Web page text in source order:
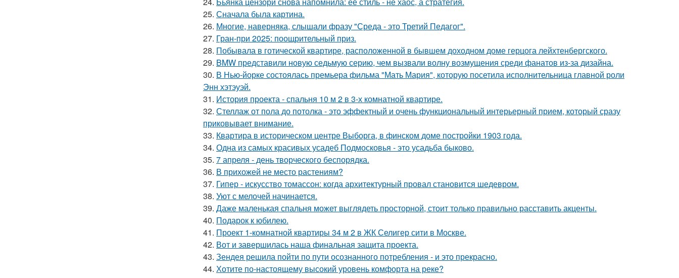
25. Сначала была картина.
26. Многие, наверняка, слышали фразу "Среда - это Третий Педагог".
27. Гран-при 2025: поощрительный приз.
28. Побывала в готической квартире, расположенной в бывшем доходном доме герцога лейхтенбергского.
29. BMW представили новую седьмую серию, чем вызвали волну возмущения среди фанатов из-за дизайна.
30. В Нью-йорке состоялась премьера фильма "Мать Мария", которую посетила исполнительница главной роли
Энн хэтэуэй.
31. История проекта - спальня 10 м 2 в 3-х комнатной квартире.
32. Стеллаж от пола до потолка - это эффектный и очень функциональный интерьерный прием, который сразу
приковывает внимание.
33. Квартира в историческом центре Выборга, в финском доме постройки 1903 года.
34. Одна из самых красивых усадеб Подмосковья - это усадьба быково.
35. 7 апреля - день творческого беспорядка.
36. В прихожей не место растениям?
37. Гипер - искусство томассон: когда архитектурный провал становится шедевром.
38. Уют с мелочей начинается.
39. Даже маленькая спальня может выглядеть просторной, стоит только правильно расставить акценты.
40. Подарок к юбилею.
41. Проект 1-комнатной квартиры 34 м 2 в ЖК Селигер сити в Москве.
42. Вот и завершилась наша финальная защита проекта.
43. Зендея решила пойти по пути осознанного потребления - и это прекрасно.
44. Хотите по-настоящему высокий уровень комфорта на реке?